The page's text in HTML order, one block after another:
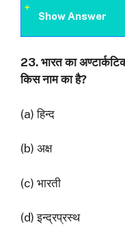
Show Answer
23. भारत का
किस नाम का है?
(a) हिन्द
(b) अक्ष
(c) भारती
(d) इन्द्रप्रस्थ